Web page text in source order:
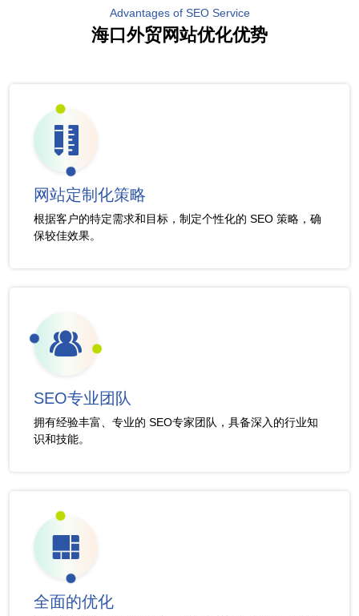
Advantages of SEO Service
海口外贸网站优化优势
网站定制化策略
根据客户的特定需求和目标，制定个性化的 SEO 策略，确
保较佳效果。
SEO专业团队
拥有经验丰富、专业的 SEO专家团队，具备深入的行业知
识和技能。
全面的优化